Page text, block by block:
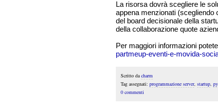
La risorsa dovrà scegliere le
appena menzionati (scegliendo
del board decisionale della
della collaborazione quote
Per maggiori informazioni
partmeup-eventi-e-movida-
Scritto dacharm
Tag assegnati: programmazione server, startup,
0 commenti